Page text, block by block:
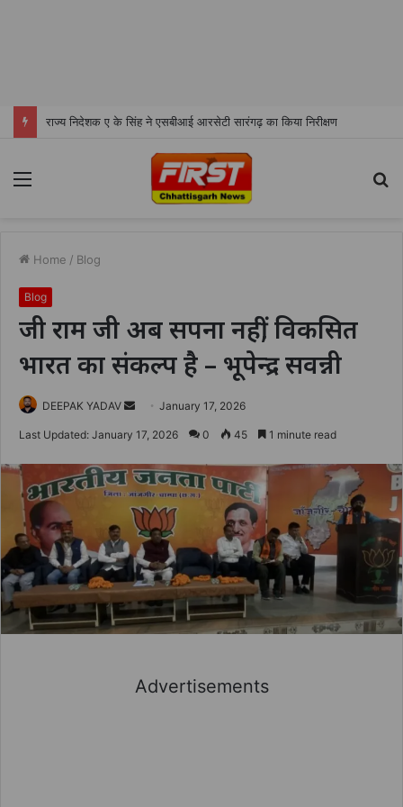
भोथीडीह में हुआ जल अर्पण व जनजागरूकता का आयोजन
Menu
Home / Blog
Blog
जी राम जी अब सपना नहीं, विकसित
भारत का संकल्प है – भूपेन्द्र सवन्नी
DEEPAK YADAV
SendJanuary 17, 2026
Last Updated: January 17, 2026 0 45 1 minute read
Advertisements